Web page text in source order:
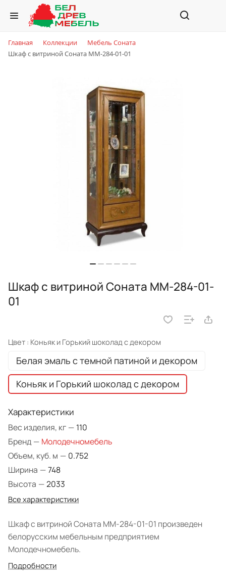
Главная Коллекции
Мебель Соната
Шкаф с витриной Соната ММ-284-01-01
Шкаф с витриной Соната ММ-284-01-
01
Цвет : Коньяк и Горький шоколад с декором
Белая эмаль с темной патиной и декором
Коньяк и Горький шоколад с декором
Характеристики
Вес изделия, кг — 110
Бренд — Молодечномебель
Объем, куб. м — 0.752
Ширина —748
Высота —2033
Все характеристики
Шкаф с витриной Соната ММ-284-01-01 произведен
белорусским мебельным предприятием
Молодечномебель.
Подробности